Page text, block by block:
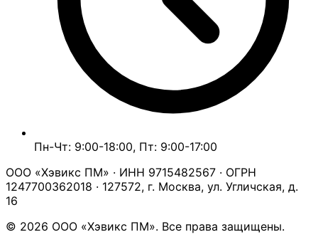
Пн-Чт: 9:00-18:00, Пт: 9:00-17:00
ООО «Хэвикс ПМ» · ИНН 9715482567 · ОГРН
1247700362018 · 127572, г. Москва, ул. Угличская, д.
16
© 2026 ООО «Хэвикс ПМ». Все права защищены.